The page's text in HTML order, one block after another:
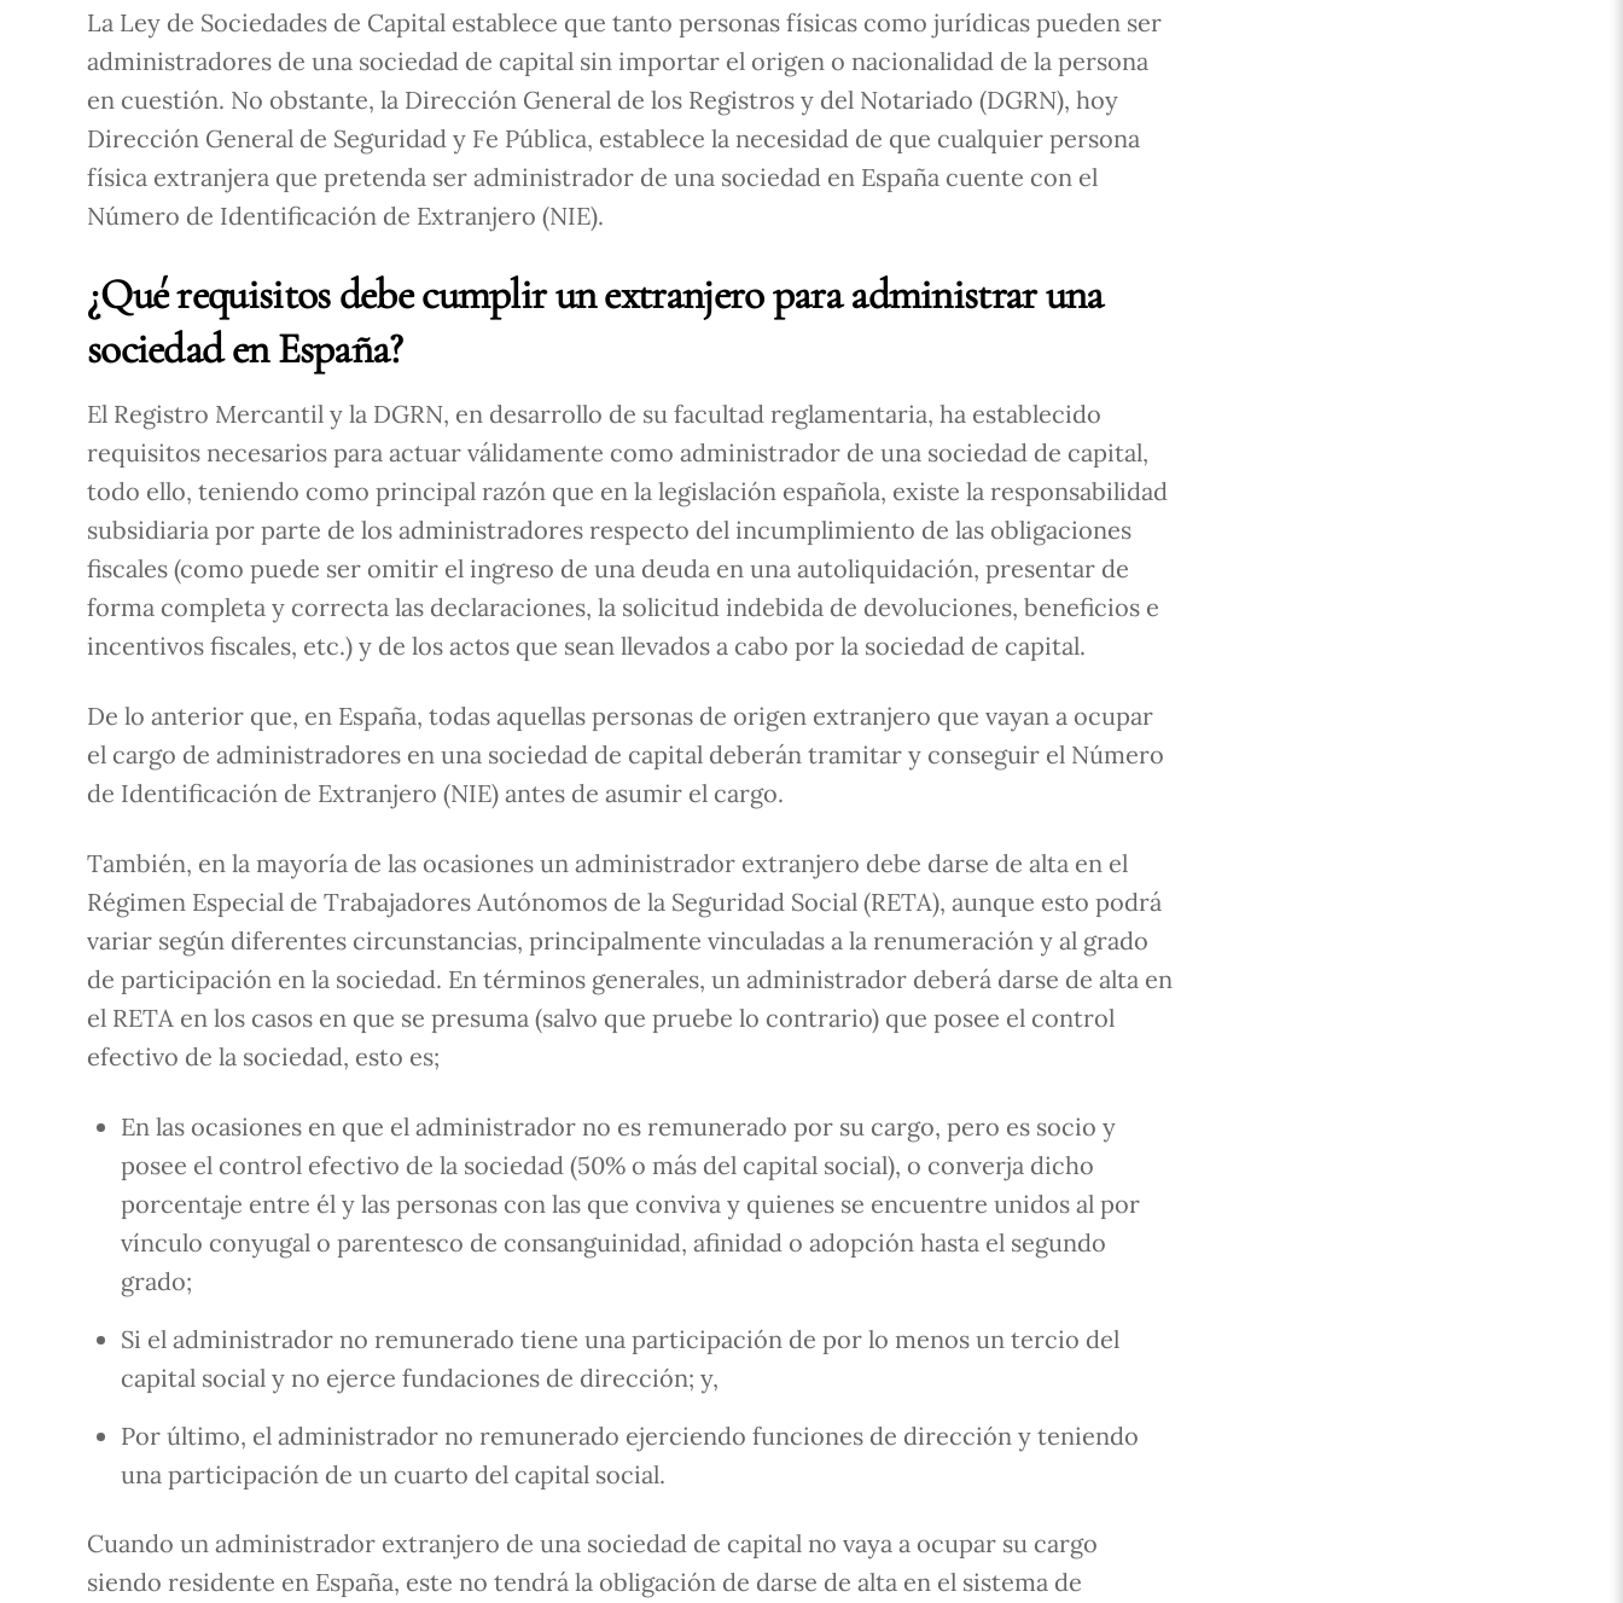
La Ley de Sociedades de Capital establece que tanto personas físicas como jurídicas pueden ser
administradores de una sociedad de capital sin importar el origen o nacionalidad de la persona
en cuestión. No obstante, la Dirección General de los Registros y del Notariado (DGRN), hoy
Dirección General de Seguridad y Fe Pública, establece la necesidad de que cualquier persona
física extranjera que pretenda ser administrador de una sociedad en España cuente con el
Número de Identificación de Extranjero (NIE).
¿Qué requisitos debe cumplir un extranjero para administrar una
sociedad en España?
El Registro Mercantil y la DGRN, en desarrollo de su facultad reglamentaria, ha establecido
requisitos necesarios para actuar válidamente como administrador de una sociedad de capital,
todo ello, teniendo como principal razón que en la legislación española, existe la responsabilidad
subsidiaria por parte de los administradores respecto del incumplimiento de las obligaciones
fiscales (como puede ser omitir el ingreso de una deuda en una autoliquidación, presentar de
forma completa y correcta las declaraciones, la solicitud indebida de devoluciones, beneficios e
incentivos fiscales, etc.) y de los actos que sean llevados a cabo por la sociedad de capital.
De lo anterior que, en España, todas aquellas personas de origen extranjero que vayan a ocupar
el cargo de administradores en una sociedad de capital deberán tramitar y conseguir el Número
de Identificación de Extranjero (NIE) antes de asumir el cargo.
También, en la mayoría de las ocasiones un administrador extranjero debe darse de alta en el
Régimen Especial de Trabajadores Autónomos de la Seguridad Social (RETA), aunque esto podrá
variar según diferentes circunstancias, principalmente vinculadas a la renumeración y al grado
de participación en la sociedad. En términos generales, un administrador deberá darse de alta en
el RETA en los casos en que se presuma (salvo que pruebe lo contrario) que posee el control
efectivo de la sociedad, esto es;
En las ocasiones en que el administrador no es remunerado por su cargo, pero es socio y
posee el control efectivo de la sociedad (50% o más del capital social), o converja dicho
porcentaje entre él y las personas con las que conviva y quienes se encuentre unidos al por
vínculo conyugal o parentesco de consanguinidad, afinidad o adopción hasta el segundo
grado;
Si el administrador no remunerado tiene una participación de por lo menos un tercio del
capital social y no ejerce fundaciones de dirección; y,
Por último, el administrador no remunerado ejerciendo funciones de dirección y teniendo
una participación de un cuarto del capital social.
Cuando un administrador extranjero de una sociedad de capital no vaya a ocupar su cargo
siendo residente en España, este no tendrá la obligación de darse de alta en el sistema de